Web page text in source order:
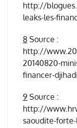
http://
leaks-les-
8 Source :
http://
20140820-
financer-
9 Source :
http://
saoudite-